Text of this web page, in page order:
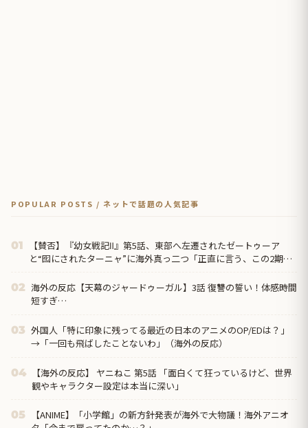
POPULAR POSTS / ネットで話題の人気記事
01
【賛否】『幼女戦記Ⅱ』第5話、東部へ左遷されたゼートゥーア
と“囮にされたターニャ”に海外真っ二つ「正直に言う、この2期は1
02 海外の反応【天幕のジャードゥーガル】3話 復讐の誓い！体感時間
短すぎ…
03 外国人「特に印象に残ってる最近の日本のアニメのOP/EDは？」
→「一回も飛ばしたことないわ」（海外の反応）
04
【海外の反応】 ヤニねこ 第5話 「面白くて狂っているけど、世界
観やキャラクター設定は本当に深い」
05
【ANIME】「小学館」の新方針発表が海外で大物議！海外アニオ